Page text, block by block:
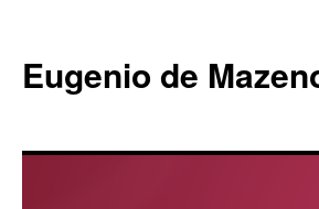
Eugenio de